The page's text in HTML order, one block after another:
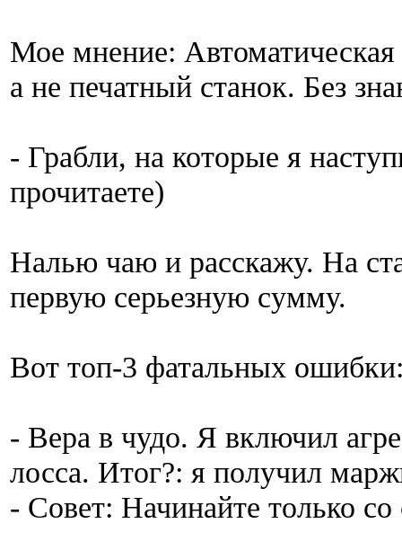
Мое мнение:
а не печатный станок. Без
- Грабли, на которые я
прочитаете)
Налью чаю и расскажу. На
первую серьезную сумму.
Вот топ-3 фатальных
- Вера в чудо. Я включил
лосса. Итог?: я получил
- Совет: Начинайте только со